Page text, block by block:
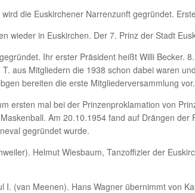
die Euskirchener Narrenzunft gegründet.
wieder in Euskirchen. Der 7. Prinz der Stadt
Ihr erster Präsident heißt Willi Becker.
aus Mitgliedern die 1938 schon dabei waren
bereiten die erste Mitgliederversammlung
ersten mal bei der Prinzenproklamation von
Am 20.10.1954 fand auf Drängen
gegründet wurde.
Helmut Wiesbaum, Tanzoffizier der
I. (van Meenen). Hans Wagner übernimmt von